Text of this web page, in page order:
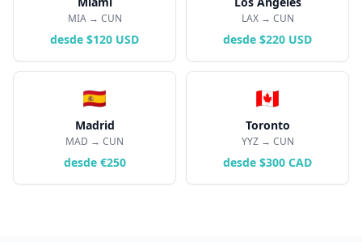
MIA→ CUN
desde $120 USD
LAX→ CUN
desde $220 USD
🇪🇸
Madrid
MAD → CUN
desde €250
🇨🇦
Toronto
YYZ→ CUN
desde $300 CAD